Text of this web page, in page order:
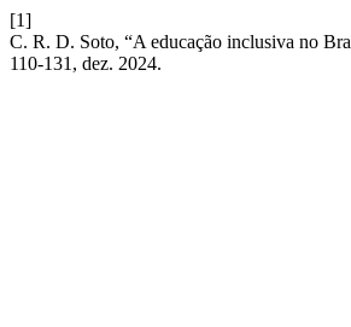
[1]
C. R. D. Soto, “A educação inclusiva no
110-131, dez. 2024.